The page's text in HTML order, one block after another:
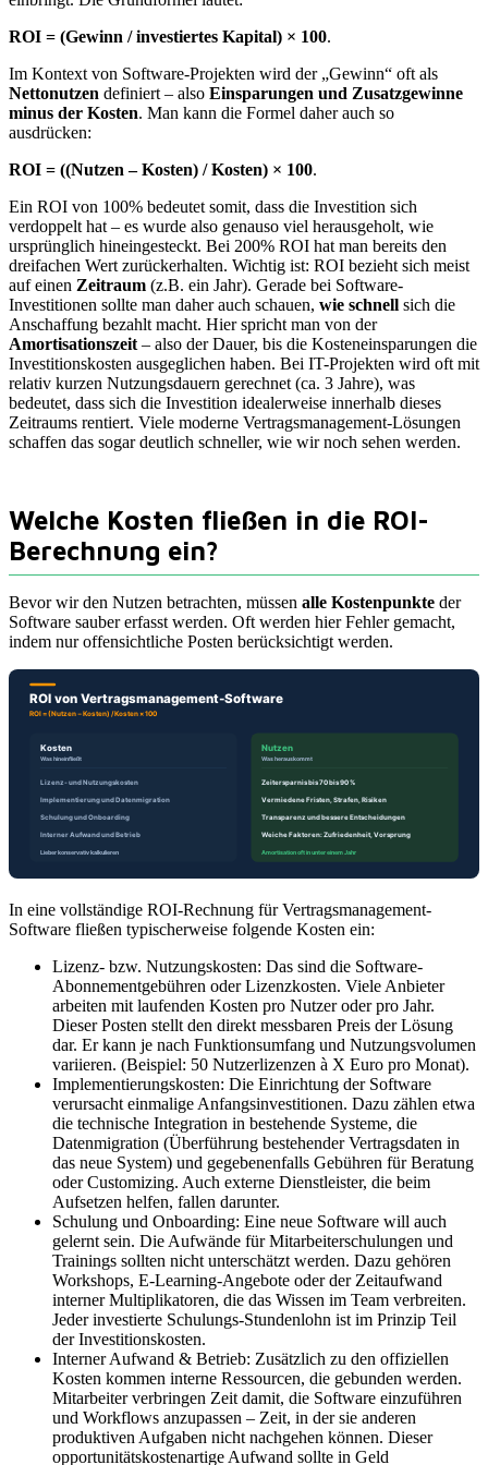
ROI = (Gewinn / investiertes Kapital) × 100.
Im Kontext von Software-Projekten wird der „Gewinn“ oft als
Nettonutzen definiert – also Einsparungen und Zusatzgewinne
minus der Kosten. Man kann die Formel daher auch so
ausdrücken:
ROI = ((Nutzen – Kosten) / Kosten) × 100.
Ein ROI von 100% bedeutet somit, dass die Investition sich
verdoppelt hat – es wurde also genauso viel herausgeholt, wie
ursprünglich hineingesteckt. Bei 200% ROI hat man bereits den
dreifachen Wert zurückerhalten. Wichtig ist: ROI bezieht sich meist
auf einen Zeitraum (z.B. ein Jahr). Gerade bei Software-
Investitionen sollte man daher auch schauen, wie schnell sich die
Anschaffung bezahlt macht. Hier spricht man von der
Amortisationszeit – also der Dauer, bis die Kosteneinsparungen die
Investitionskosten ausgeglichen haben. Bei IT-Projekten wird oft mit
relativ kurzen Nutzungsdauern gerechnet (ca. 3 Jahre), was
bedeutet, dass sich die Investition idealerweise innerhalb dieses
Zeitraums rentiert. Viele moderne Vertragsmanagement-Lösungen
schaffen das sogar deutlich schneller, wie wir noch sehen werden.
Welche Kosten fließen in die ROI-
Berechnung ein?
Bevor wir den Nutzen betrachten, müssen alle Kostenpunkte der
Software sauber erfasst werden. Oft werden hier Fehler gemacht,
indem nur offensichtliche Posten berücksichtigt werden.
In eine vollständige ROI-Rechnung für Vertragsmanagement-
Software fließen typischerweise folgende Kosten ein:
Lizenz- bzw. Nutzungskosten: Das sind die Software-
Abonnementgebühren oder Lizenzkosten. Viele Anbieter
arbeiten mit laufenden Kosten pro Nutzer oder pro Jahr.
Dieser Posten stellt den direkt messbaren Preis der Lösung
dar. Er kann je nach Funktionsumfang und Nutzungsvolumen
variieren. (Beispiel: 50 Nutzerlizenzen à X Euro pro Monat).
Implementierungskosten: Die Einrichtung der Software
verursacht einmalige Anfangsinvestitionen. Dazu zählen etwa
die technische Integration in bestehende Systeme, die
Datenmigration (Überführung bestehender Vertragsdaten in
das neue System) und gegebenenfalls Gebühren für Beratung
oder Customizing. Auch externe Dienstleister, die beim
Aufsetzen helfen, fallen darunter.
Schulung und Onboarding: Eine neue Software will auch
gelernt sein. Die Aufwände für Mitarbeiterschulungen und
Trainings sollten nicht unterschätzt werden. Dazu gehören
Workshops, E-Learning-Angebote oder der Zeitaufwand
interner Multiplikatoren, die das Wissen im Team verbreiten.
Jeder investierte Schulungs-Stundenlohn ist im Prinzip Teil
der Investitionskosten.
Interner Aufwand & Betrieb: Zusätzlich zu den offiziellen
Kosten kommen interne Ressourcen, die gebunden werden.
Mitarbeiter verbringen Zeit damit, die Software einzuführen
und Workflows anzupassen – Zeit, in der sie anderen
produktiven Aufgaben nicht nachgehen können. Dieser
opportunitätskostenartige Aufwand sollte in Geld